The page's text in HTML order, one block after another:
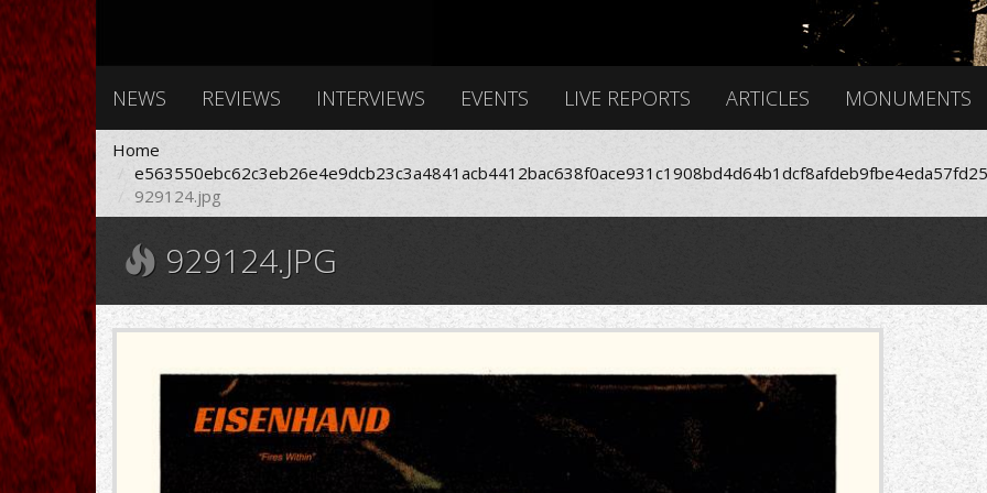
NEWS REVIEWS INTERVIEWS EVENTS LIVE REPORTS ARTICLES MONUMENTS
Home
929124.jpg
929124.JPG